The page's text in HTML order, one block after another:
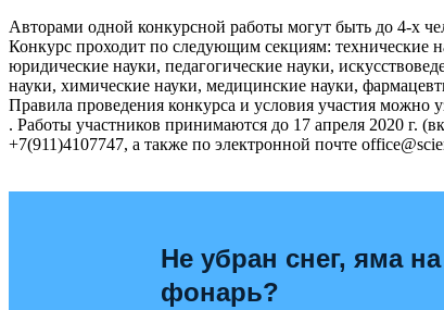
Авторами одной конкурсной работы могут быть до 4-х
Конкурс проходит по следующим секциям: технические
юридические науки, педагогические науки,
науки, химические науки, медицинские науки,
Правила проведения конкурса и условия участия можно
. Работы участников принимаются до 17 апреля 2020 г.
+7(911)4107747, а также по электронной почте
Не убран снег, яма
фонарь?